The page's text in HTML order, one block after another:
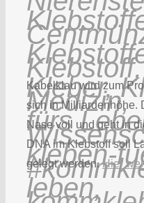
Kabelklau wird zum
sich in Milliardenhöhe.
Nase voll und geht in
DNA im Klebstoff soll
gelegt werden.Hier